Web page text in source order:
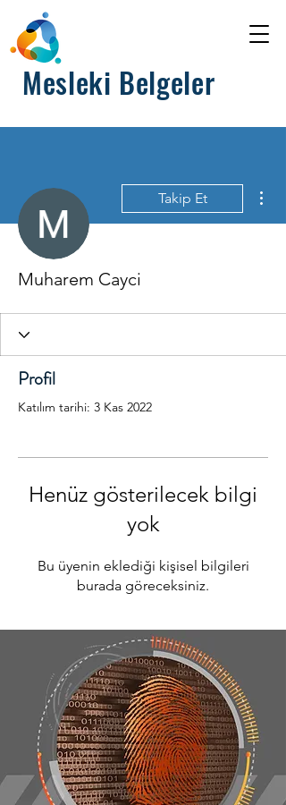
Mesleki Belgeler
Takip Et
Muharem Cayci
Profil
Katılım tarihi: 3 Kas 2022
Henüz gösterilecek bilgi
yok
Bu üyenin eklediği kişisel bilgileri
burada göreceksiniz.